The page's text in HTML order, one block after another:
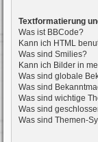
Textformatierung
Was ist BBCode?
Kann ich HTML
Was sind Smilies?
Kann ich Bilder in
Was sind globale
Was sind
Was sind wichtige
Was sind
Was sind Themen-